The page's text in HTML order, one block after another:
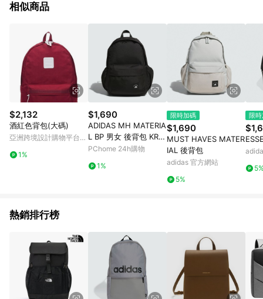
相似商品
$2,132
酒紅色背包(大碼)
亞洲跨境設計購物平台
1%
$1,690
ADIDAS MH MATERIA
L BP 男女 後背包 KR51
15
PChome 24h購物
1%
限時加碼
$1,690
MUST HAVES MATER
IAL 後背包
adidas 官方網站
5%
限
熱銷排行榜